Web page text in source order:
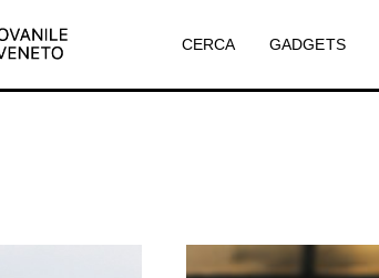
CERCA GADGETS